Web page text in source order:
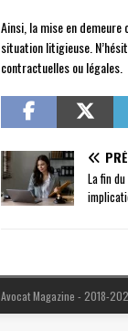
Ainsi, la mise en
situation litigieuse.
contractuelles ou légales.
La fin
Avocat Magazine - 2018-